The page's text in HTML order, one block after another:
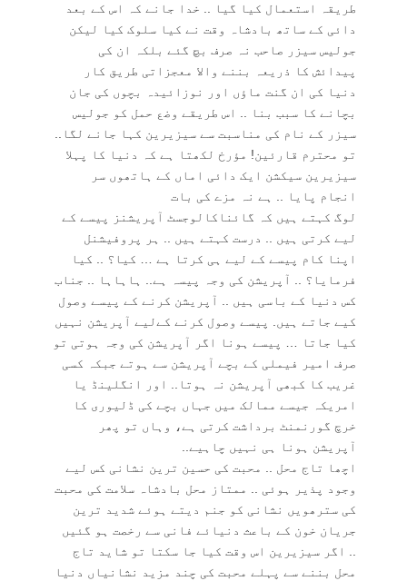
طریقہ استعمال کیا گیا .. خدا جانے کہ اس کے بعد
دائی کے ساتھ بادشاہ وقت نے کیا سلوک کیا لیکن
جولیس سیزر صاحب نہ صرف بچ گئے بلکہ ان کی
پیدائش کا ذریعہ بننے والا معجزاتی طریق کار
دنیا کی ان گنت ماؤں اور نوزائیدہ بچوں کی جان
بچانے کا سبب بنا .. اس طریقے وضع حمل کو جولیس
سیزر کے نام کی مناسبت سے سیزیرین کہا جانے لگا..
تو محترم قارئین! مؤرخ لکھتا ہے کہ دنیا کا پہلا
سیزیرین سیکشن ایک دائی اماں کے ہاتھوں سر
انجام پایا .. ہے نہ مزے کی بات
لوگ کہتے ہیں کہ گائناکالوجسٹ آپریشنز پیسے کے
لیے کرتی ہیں .. درست کہتے ہیں .. ہر پروفیشنل
اپنا کام پیسے کے لیے ہی کرتا ہے … کیا؟ .. کیا
فرمایا؟ .. آپریشن کی وجہ پیسہ ہے.. ہاہاہا .. جناب
کس دنیا کے باسی ہیں .. آپریشن کرنے کے پیسے وصول
کیے جاتے ہیں. پیسے وصول کرنے کےلیے آپریشن نہیں
کیا جاتا … پیسے ہونا اگر آپریشن کی وجہ ہوتی تو
صرف امیر فیملی کے بچے آپریشن سے ہوتے جبکہ کسی
غریب کا کبھی آپریشن نہ ہوتا.. اور انگلینڈ یا
امریکہ جیسے ممالک میں جہاں بچے کی ڈلیوری کا
خرچ گورنمنٹ برداشت کرتی ہے، وہاں تو پھر
آپریشن ہونا ہی نہیں چاہیے..
اچھا تاج محل .. محبت کی حسین ترین نشانی کس لیے
وجود پذیر ہوئی .. ممتاز محل بادشاہ سلامت کی محبت
کی سترھویں نشانی کو جنم دیتے ہوئے شدید ترین
جریان خون کے باعث دنیائے فانی سے رخصت ہو گئیں
.. اگر سیزیرین اس وقت کیا جا سکتا تو شاید تاج
محل بننے سے پہلے محبت کی چند مزید نشانیاں دنیا